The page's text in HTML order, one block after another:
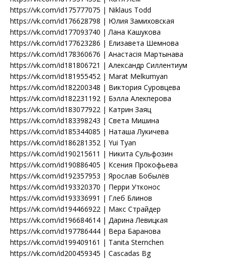
https://vk.com/id175777075 | Niklaus Todd
https://vk.com/id176628798 | Юлия Замиховская
https://vk.com/id177093740 | Лана Кашукова
https://vk.com/id177623286 | Елизавета Шемнова
https://vk.com/id178360676 | Анастасія Мартынава
https://vk.com/id181806721 | Александр Силлентиум
https://vk.com/id181955452 | Marat Melkumyan
https://vk.com/id182200348 | Виктория Суровцева
https://vk.com/id182231192 | Бэлла Алекперова
https://vk.com/id183077922 | Катрин Заяц
https://vk.com/id183398243 | Света Мишина
https://vk.com/id185344085 | Наташа Лукичева
https://vk.com/id186281352 | Yui Tyan
https://vk.com/id190215611 | Никита Сульфозин
https://vk.com/id190886405 | Ксения Прокофьева
https://vk.com/id192357953 | Ярослав Бобылёв
https://vk.com/id193320370 | Перри Утконос
https://vk.com/id193336991 | Глеб Блинов
https://vk.com/id194466922 | Макс Страйдер
https://vk.com/id196684614 | Дарина Левицкая
https://vk.com/id197786444 | Вера Баранова
https://vk.com/id199409161 | Tanita Sternchen
https://vk.com/id200459345 | Cascadas Bg